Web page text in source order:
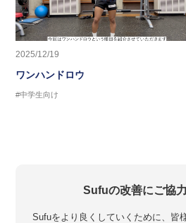
2025/12/19
ワンハンドロウ
#中学生向け
Sufuの改善にご協
Sufuをより良くしていくために、皆